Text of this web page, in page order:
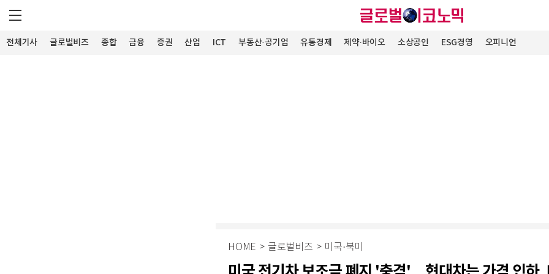
전체기사 글로벌비즈 종합 금융 증권 산업 ICT 부동산·공기업 유통경제 제약∙바이오 소상공인 ESG경영 오피니언
HOME > 글로벌비즈 > 미국·북미